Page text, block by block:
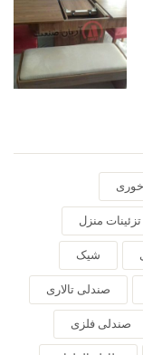
خوری
تزئینات منزل
شیک
صندلی تالاری
صندلی فلزی